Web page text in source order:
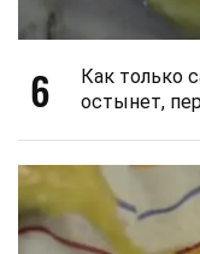
6
Как только
остынет,